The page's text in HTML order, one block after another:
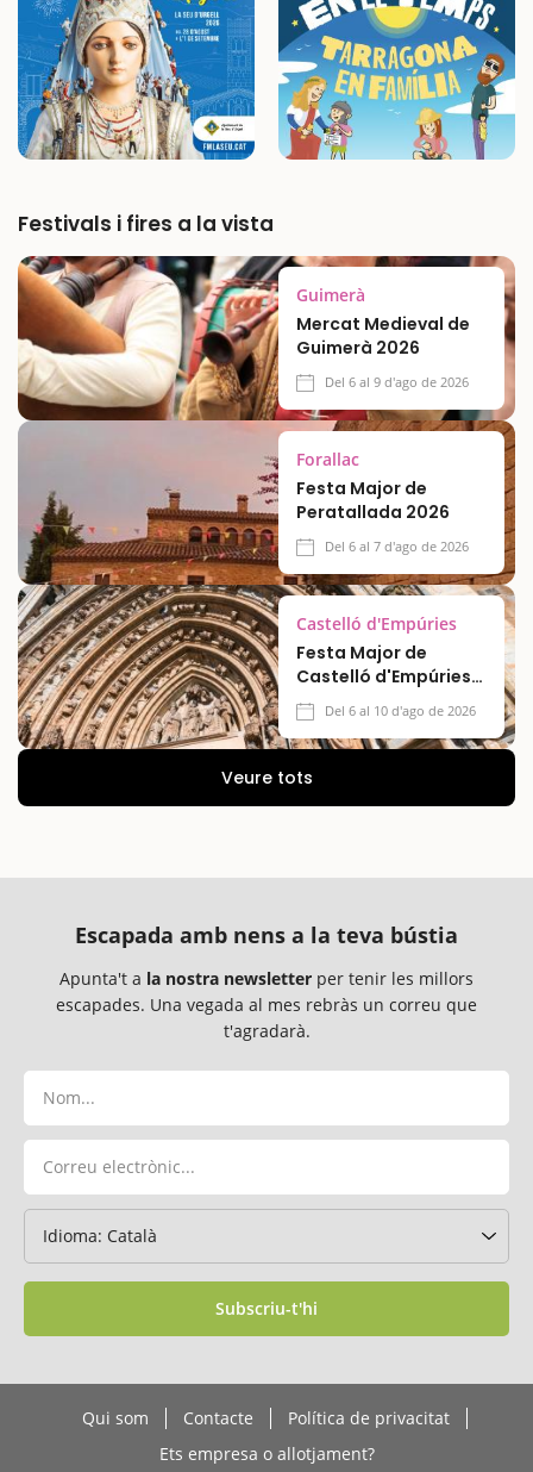
Festivals i fires a la vista
Guimerà
Mercat Medieval de
Guimerà 2026
Del 6 al 9 d'ago de 2026
Forallac
Festa Major de
Peratallada 2026
Del 6 al 7 d'ago de 2026
Castelló d'Empúries
Festa Major de
Castelló d'Empúries
2026Del 6 al 10 d'ago de 2026
Veure tots
Escapada amb nens a la teva bústia
Apunta't a la nostra newsletter per tenir les millors
escapades. Una vegada al mes rebràs un correu que
t'agradarà.
Subscriu-t'hi
Qui som Contacte
Política de privacitat
Ets empresa o allotjament?